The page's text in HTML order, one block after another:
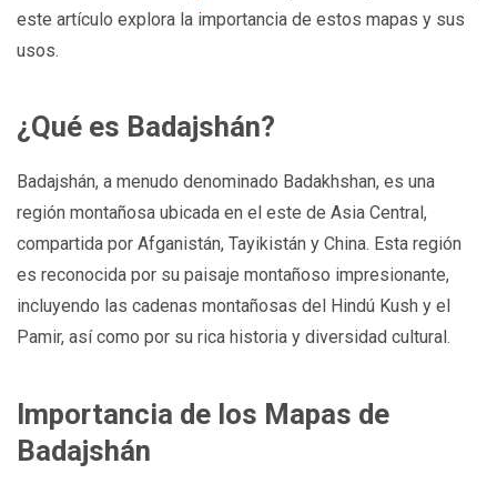
este artículo explora la importancia de estos mapas y sus
usos.
¿Qué es Badajshán?
Badajshán, a menudo denominado Badakhshan, es una
región montañosa ubicada en el este de Asia Central,
compartida por Afganistán, Tayikistán y China. Esta región
es reconocida por su paisaje montañoso impresionante,
incluyendo las cadenas montañosas del Hindú Kush y el
Pamir, así como por su rica historia y diversidad cultural.
Importancia de los Mapas de
Badajshán